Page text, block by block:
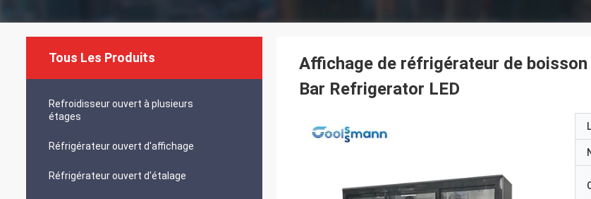
Tous Les Produits
Refroidisseur ouvert à plusieurs
étages
Réfrigérateur ouvert d'affichage
Réfrigérateur ouvert d'étalage
Affichage de réfrigérateur de
Bar Refrigerator LED